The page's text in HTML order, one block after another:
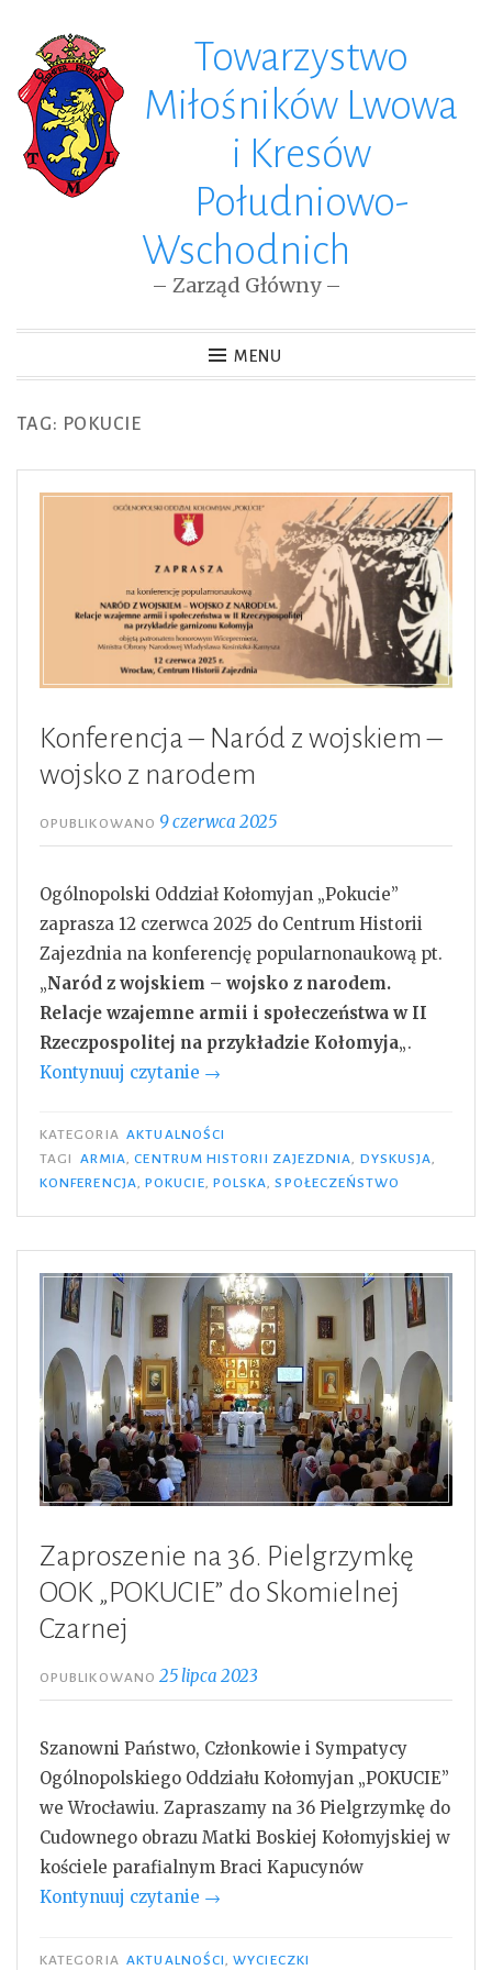
content
Towarzystwo
Miłośników Lwowa
i Kresów
Południowo-
Wschodnich
– Zarząd Główny –
MENU
TAG: POKUCIE
Konferencja – Naród z wojskiem –
wojsko z narodem
OPUBLIKOWANO 9 czerwca 2025
Ogólnopolski Oddział Kołomyjan „Pokucie”
zaprasza 12 czerwca 2025 do Centrum Historii
Zajezdnia na konferencję popularnonaukową pt.
„Naród z wojskiem – wojsko z narodem.
Relacje wzajemne armii i społeczeństwa w II
Rzeczpospolitej na przykładzie Kołomyja„.
Kontynuuj czytanie „Konferencja
Naród
z
wojskiem
–
wojsko
z
narodem”
→
KATEGORIA AKTUALNOŚCI
TAGI
ARMIA,CENTRUM HISTORII ZAJEZDNIA, DYSKUSJA,
KONFERENCJA,POKUCIE, POLSKA,SPOŁECZEŃSTWO
Zaproszenie na 36. Pielgrzymkę
OOK „POKUCIE” do Skomielnej
Czarnej
OPUBLIKOWANO25 lipca 2023
Szanowni Państwo, Członkowie i Sympatycy
Ogólnopolskiego Oddziału Kołomyjan „POKUCIE”
we Wrocławiu. Zapraszamy na 36 Pielgrzymkę do
Cudownego obrazu Matki Boskiej Kołomyjskiej w
kościele parafialnym Braci Kapucynów
Kontynuuj czytanie „Zaproszenie
36.
→
KATEGORIA AKTUALNOŚCI ,WYCIECZKI